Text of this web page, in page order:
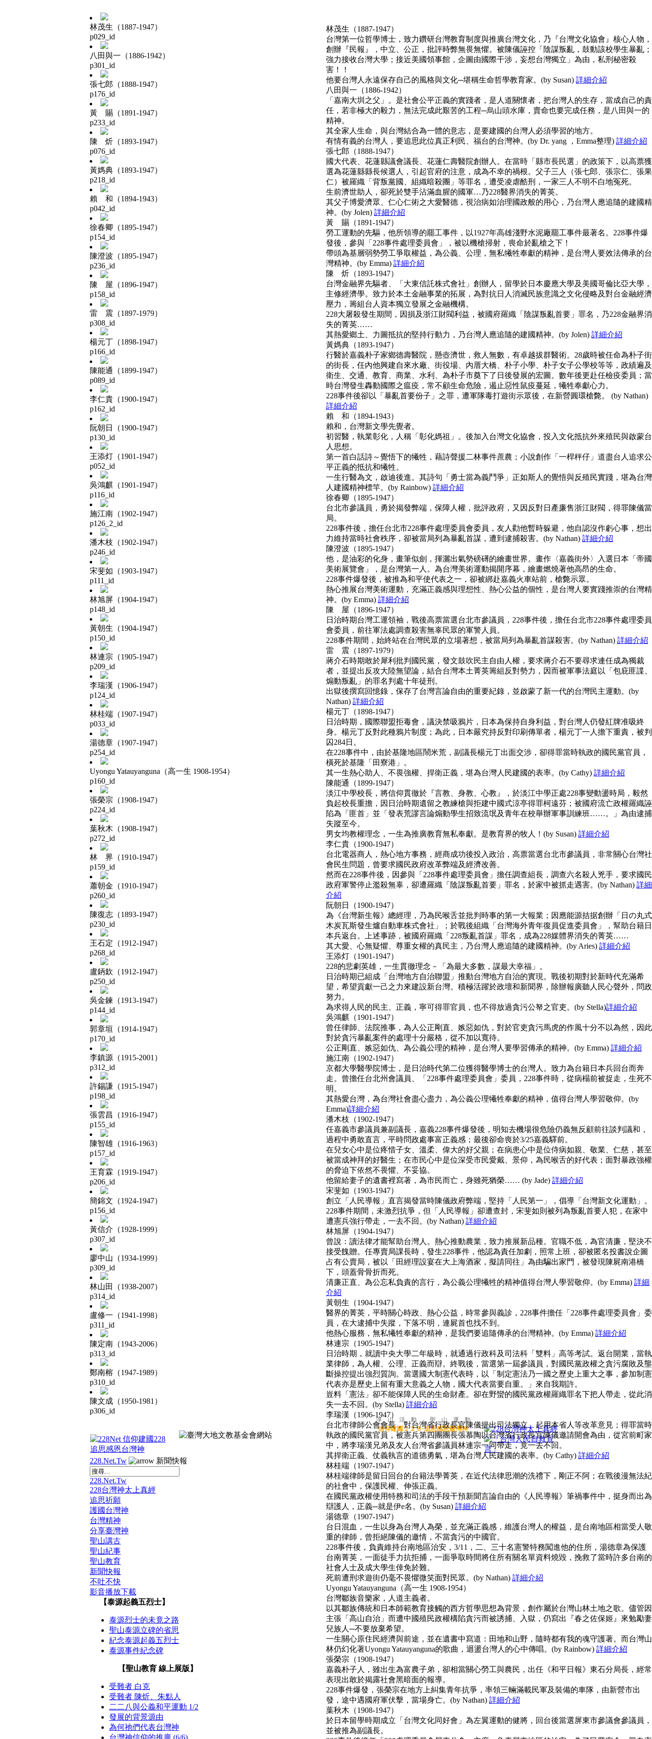
林茂生（1887-1947）
台灣第一位哲學博士，致力鑽研台灣教育制度與推廣台灣文化，乃『台灣文化協會』核心人物，
創辦『民報』，中立、公正，批評時弊無畏無懼。被陳儀誣控「陰謀叛亂，鼓動該校學生暴亂；
強力接收台灣大學；接近美國領事館，企圖由國際干涉，妄想台灣獨立」為由，私刑秘密殺
害！！
他要台灣人永遠保存自己的風格與文化─堪稱生命哲學教育家。(by Susan) 詳細介紹
八田與一（1886-1942）
「嘉南大圳之父」。是社會公平正義的實踐者，是人道關懷者，把台灣人的生存，當成自己的責
任，若非極大的毅力，無法完成此艱苦的工程─烏山頭水庫，賣命也要完成任務，是八田與一的
精神。
其全家人生命，與台灣結合為一體的意志，是要建國的台灣人必須學習的地方。
有情有義的台灣人，要追思此位真正利民、福台的台灣神。(by Dr. yang ，Emma整理) 詳細介紹
張七郎（1888-1947）
國大代表、花蓮縣議會議長、花蓮仁壽醫院創辦人。在當時「縣市長民選」的政策下，以高票獲
選為花蓮縣縣長候選人，引起官府的注意，成為不幸的禍根。父子三人（張七郎、張宗仁、張果
仁）被羅織「背叛黨國、組織暗殺團」等罪名，遭受凌虐酷刑，一家三人不明不白地冤死。
生前濟世助人，卻死於雙手沾滿血腥的國軍…乃228醫界消失的菁英。
其父子博愛濟眾、仁心仁術之大愛醫德，視治病如治理國政般的用心，乃台灣人應追隨的建國精
神。(by Jolen) 詳細介紹
黃 賜（1891-1947）
勞工運動的先驅，他所領導的罷工事件，以1927年高雄淺野水泥廠罷工事件最著名。228事件爆
發後，參與「228事件處理委員會」，被以機槍掃射，喪命於亂槍之下！
帶頭為基層弱勢勞工爭取權益，為公義、公理，無私犧牲奉獻的精神，是台灣人要效法傳承的台
灣精神。(by Emma) 詳細介紹
陳 炘（1893-1947）
台灣金融界先驅者、「大東信託株式會社」創辦人，留學於日本慶應大學及美國哥倫比亞大學，
主修經濟學。致力於本土金融事業的拓展，為對抗日人消滅民族意識之文化侵略及對台金融經濟
壓力，籌組台人資本獨立發展之金融機構。
228大屠殺發生期間，因損及浙江財閥利益，被國府羅織「陰謀叛亂首要」罪名，乃228金融界消
失的菁英……
其熱愛鄉土、力圖抵抗的堅持行動力，乃台灣人應追隨的建國精神。(by Jolen) 詳細介紹
黃媽典（1893-1947）
行醫於嘉義朴子家鄉德壽醫院，懸壺濟世，救人無數，有卓越拔群醫術。28歲時被任命為朴子街
的街長，任內他興建自來水廠、街役場、內厝大橋、朴子小學、朴子女子公學校等等，政績遍及
衛生、交通、教育、商業、水利、為朴子市奠下了日後發展的宏圖。數年後更赴任檢疫委員；當
時台灣發生轟動國際之瘟疫，常不顧生命危險，遏止惡性鼠疫蔓延，犧牲奉獻心力。
228事件後卻以「暴亂首要份子」之罪，遭軍隊毒打遊街示眾後，在新營圓環槍斃。 (by Nathan)
詳細介紹
賴 和（1894-1943）
賴和，台灣新文學先覺者。
初習醫，執業彰化，人稱「彰化媽祖」。後加入台灣文化協會，投入文化抵抗外來殖民與啟蒙台
人思想。
第一首白話詩～覺悟下的犧牲，藉詩聲援二林事件蔗農；小說創作「一桿秤仔」道盡台人追求公
平正義的抵抗和犧牲。
一生行醫為文，啟迪後進。其詩句「勇士當為義鬥爭」正如斯人的覺悟與反殖民實踐，堪為台灣
人建國精神標竿。(by Rainbow) 詳細介紹
徐春卿（1895-1947）
台北市參議員，勇於揭發弊端，保障人權，批評政府，又因反對日產廉售浙江財閥，得罪陳儀當
局。
228事件後，擔任台北市228事件處理委員會委員，友人勸他暫時躲避，他自認沒作虧心事，想出
力維持當時社會秩序，卻被當局列為暴亂首謀，遭到逮捕殺害。(by Nathan) 詳細介紹
陳澄波（1895-1947）
他，是油彩的化身，畫筆似劍，揮灑出氣勢磅礡的繪畫世界。畫作〈嘉義街外〉入選日本「帝國
美術展覽會」，是台灣第一人。為台灣美術運動揭開序幕，繪畫燃燒著他高昂的生命。
228事件爆發後，被推為和平使代表之一，卻被綁赴嘉義火車站前，槍斃示眾。
熱心推展台灣美術運動，充滿正義感與理想性、熱心公益的個性，是台灣人要實踐推崇的台灣精
神。(by Emma) 詳細介紹
陳 屋（1896-1947）
日治時期台灣工運領袖，戰後高票當選台北市參議員，228事件後，擔任台北市228事件處理委員
會委員，前往軍法處調查殺害無辜民眾的軍警人員。
228事件期間，始終站在台灣民眾的立場著想，被當局列為暴亂首謀殺害。(by Nathan) 詳細介紹
雷 震（1897-1979）
蔣介石時期敢於犀利批判國民黨，發文鼓吹民主自由人權，要求蔣介石不要尋求連任成為獨裁
者，並提出反攻大陸無望論，結合台灣本土菁英籌組反對勢力，因而被軍事法庭以「包庇匪諜、
煽動叛亂」的罪名判處十年徒刑。
出獄後撰寫回憶錄，保存了台灣言論自由的重要紀錄，並啟蒙了新一代的台灣民主運動。(by
Nathan) 詳細介紹
楊元丁（1898-1947）
日治時期，國際聯盟拒毒會，議決禁吸鴉片，日本為保持自身利益，對台灣人仍發紅牌准吸終
身。楊元丁反對此種鴉片制度；為此，日本嚴究持反對印刷傳單者，楊元丁一人擔下重責，被判
囚284日。
在228事件中，由於基隆地區鬧米荒，副議長楊元丁出面交涉，卻得罪當時執政的國民黨官員，
橫死於基隆「田寮港」。
其一生熱心助人、不畏強權、捍衛正義，堪為台灣人民建國的表率。(by Cathy) 詳細介紹
陳能通（1899-1947）
淡江中學校長，將信仰貫徹於『言教、身教、心教』，於淡江中學正處228事變動盪時局，毅然
負起校長重擔，因日治時期遺留之教練槍與拒建中國式涼亭得罪柯遠芬；被國府流亡政權羅織誣
陷為「匪首」並「發表荒謬言論煽動學生招致流氓及青年在校舉辦軍事訓練班……。」為由逮捕
失蹤至今。
男女均教權理念，一生為推廣教育無私奉獻。是教育界的牧人！(by Susan) 詳細介紹
李仁貴（1900-1947）
台北電器商人，熱心地方事務，經商成功後投入政治，高票當選台北市參議員，非常關心台灣社
會民生問題，曾要求國民政府改革弊端及經濟改善。
然而在228事件後，因參與「228事件處理委員會」擔任調查組長，調查六名殺人兇手，要求國民
政府軍警停止濫殺無辜，卻遭羅織「陰謀叛亂首要」罪名，於家中被抓走遇害。(by Nathan) 詳細
介紹
阮朝日（1900-1947）
為《台灣新生報》總經理，乃為民喉舌並批判時事的第一大報業；因應能源拮据創辦「日の丸式
木炭瓦斯發生爐自動車株式會社」；於戰後組織「台灣海外青年復員促進委員會」，幫助台籍日
本兵返台。上述事跡，被國府羅織「228叛亂首謀」罪名，成為228媒體界消失的菁英……
其大愛、心無疑懼、尊重女權的真民主，乃台灣人應追隨的建國精神。(by Aries) 詳細介紹
王添灯（1901-1947）
228的悲劇英雄，一生貫徹理念－「為最大多數，謀最大幸福」。
日治時期已組成「台灣地方自治聯盟」推動台灣地方自治的實現。戰後初期對於新時代充滿希
望，希望貢獻一己之力來建設新台灣。積極活躍於政壇和新聞界，除辦報廣聽人民心聲外，問政
努力。
為求得人民的民主、正義，寧可得罪官員，也不得放過貪污公帑之官吏。(by Stella)詳細介紹
吳鴻麒（1901-1947）
曾任律師、法院推事，為人公正剛直、嫉惡如仇，對於官吏貪污馬虎的作風十分不以為然，因此
對於貪污暴亂案件的處理十分嚴格，從不加以寬待。
公正剛直、嫉惡如仇、為公義公理的精神，是台灣人要學習傳承的精神。(by Emma) 詳細介紹
施江南（1902-1947）
京都大學醫學院博士，是日治時代第二位獲得醫學博士的台灣人。致力為台籍日本兵回台而奔
走。曾擔任台北州會議員、「228事件處理委員會」委員，228事件時，從病榻前被捉走，生死不
明。
其熱愛台灣，為台灣社會盡心盡力，為公義公理犧牲奉獻的精神，值得台灣人學習敬仰。(by
Emma)詳細介紹
潘木枝（1902-1947）
任嘉義市參議員兼副議長，嘉義228事件爆發後，明知去機場很危險仍義無反顧前往談判議和，
過程中勇敢直言，平時問政處事富正義感；最後卻命喪於3/25嘉義驛前。
在兒女心中是位疼惜子女、溫柔、偉大的好父親；在病患心中是位侍病如親、敬業、仁慈，甚至
被當成神拜的好醫生；在市民心中是位深受市民愛戴、景仰，為民喉舌的好代表；面對暴政強權
的脅迫下依然不畏懼、不妥協。
他留給妻子的遺書裡寫著，為市民而亡，身雖死猶榮…… (by Jade) 詳細介紹
宋斐如（1903-1947）
創立「人民導報」直言揭發當時陳儀政府弊端，堅持「人民第一」，倡導「台灣新文化運動」。
228事件期間，未激烈抗爭，但「人民導報」卻遭查封，宋斐如則被列為叛亂首要人犯，在家中
遭憲兵強行帶走，一去不回。(by Nathan) 詳細介紹
林旭屏（1904-1947）
曾說：讀法律才能幫助台灣人。熱心推動農業，致力推展新品種。官職不低，為官清廉，堅決不
接受餽贈。任專賣局課長時，發生228事件，他認為責任加劇，照常上班，卻被匿名投書說企圖
占有公賣局，被以「田經理設宴在大上海酒家，擬請同往」為由騙出家門，被發現陳屍南港橋
下，頭蓋骨骨折而死。
清廉正直、為公忘私負責的言行，為公義公理犧牲的精神值得台灣人學習敬仰。(by Emma) 詳細
介紹
黃朝生（1904-1947）
醫界的菁英，平時關心時政、熱心公益，時常參與義診，228事件擔任「228事件處理委員會」委
員，在大逮捕中失蹤，下落不明，連屍首也找不到。
他熱心服務，無私犧牲奉獻的精神，是我們要追隨傳承的台灣精神。(by Emma) 詳細介紹
林連宗（1905-1947）
日治時期，就讀中央大學二年級時，就通過行政科及司法科「雙料」高等考試。返台開業，當執
業律師，為人權、公理、正義而辯。終戰後，當選第一屆參議員，對國民黨政權之貪污腐敗及壟
斷操控提出強烈質詢。當選國大制憲代表時，以「制定憲法乃一國之歷史上重大之事，參加制憲
代表亦是歷史上留有重大意義之人物，國大代表當要自重。」來自我期許。
豈料「憲法」卻不能保障人民的生命財產。卻在野蠻的國民黨政權羅織罪名下把人帶走，從此消
失一去不回。(by Stella) 詳細介紹
李瑞漢（1906-1947）
台北市律師公會會長，對台灣省行政長官陳儀提出司法獨立、起用本省人等改革意見；得罪當時
執政的國民黨官員，被憲兵第四團團長張慕陶以台灣省行政長官陳儀邀請開會為由，從宮前町家
中，將李瑞漢兄弟及友人台灣省參議員林連宗一同帶走，竟一去不回。
其捍衛正義、仗義執言的道德勇氣，堪為台灣人民建國的表率。(by Cathy) 詳細介紹
林桂端（1907-1947）
林桂端律師是留日回台的台籍法學菁英，在近代法律思潮的洗禮下，剛正不阿；在戰後漫無法紀
的社會中，保護民權、伸張正義。
在國民黨政權使用特務和司法的手段干預新聞言論自由的《人民導報》筆禍事件中，挺身而出為
辯護人，正義─就是伊e名。(by Susan) 詳細介紹
湯德章（1907-1947）
台日混血，一生以身為台灣人為榮，並充滿正義感，維護台灣人的權益，是台南地區相當受人敬
重的律師，曾拒絕陳儀的邀情，不當貪污的中國官。
228事件後，負責維持台南地區治安，3/11，二、三十名憲警特務闖進他的住所，湯德章為保護
台南菁英，一面徒手力抗拒捕，一面爭取時間將住所有關名單資料燒毀，挽救了當時許多台南的
社會人士及成大學生倖免於難。
死前遭刑求遊街仍毫不畏懼微笑面對民眾。(by Nathan) 詳細介紹
Uyongu Yatauyanguna（高一生 1908-1954）
台灣鄒族音樂家，人道主義者。
以其鄒族傳統和日本師範教育接觸的西方哲學思想為背景，創作屬於台灣山林土地之歌。儘管因
主張「高山自治」而遭中國殖民政權構陷貪污而被誘捕、入獄，仍寫出『春之佐保姬』來勉勵妻
兒族人─不要放棄希望。
一生關心原住民經濟與前途，並在遺書中寫道：田地和山野，隨時都有我的魂守護著。而台灣山
林仍幻化著Uyongu Yatauyanguna的歌曲，迴盪台灣人的心中傳唱。(by Rainbow) 詳細介紹
張榮宗（1908-1947）
嘉義朴子人，雖出生為富農子弟，卻相當關心勞工與農民，出任《和平日報》東石分局長，經常
表現出敢於揭露社會黑暗面的報導。
228事件爆發，張榮宗在地方上糾集青年抗爭，率領三輛滿載民軍及裝備的車隊，由新營市出
發，途中遇國府軍伏擊，當場身亡。(by Nathan) 詳細介紹
葉秋木（1908-1947）
於日本留學時期成立「台灣文化同好會」為左翼運動的健將，回台後當選屏東市參議會參議員，
並被推為副議長。
林茂生（1887-1947）
p029_id
八田與一（1886-1942）
p301_id
張七郎（1888-1947）
p176_id
黃 賜（1891-1947）
p233_id
陳 炘（1893-1947）
p076_id
黃媽典（1893-1947）
p218_id
賴 和（1894-1943）
p042_id
徐春卿（1895-1947）
p154_id
陳澄波（1895-1947）
p236_id
陳 屋（1896-1947）
p158_id
雷 震（1897-1979）
p308_id
楊元丁（1898-1947）
p166_id
陳能通（1899-1947）
p089_id
李仁貴（1900-1947）
p162_id
阮朝日（1900-1947）
p130_id
王添灯（1901-1947）
p052_id
吳鴻麒（1901-1947）
p116_id
施江南（1902-1947）
p126_2_id
潘木枝（1902-1947）
p246_id
宋斐如（1903-1947）
p111_id
林旭屏（1904-1947）
p148_id
黃朝生（1904-1947）
p150_id
林連宗（1905-1947）
p209_id
李瑞漢（1906-1947）
p124_id
林桂端（1907-1947）
p033_id
湯德章（1907-1947）
p254_id
Uyongu Yatauyanguna（高一生 1908-1954）
p160_id
張榮宗（1908-1947）
p224_id
葉秋木（1908-1947）
p272_id
林 界（1910-1947）
p159_id
蕭朝金（1910-1947）
p260_id
陳復志（1893-1947）
p230_id
王石定（1912-1947）
p268_id
盧鈵欽（1912-1947）
p250_id
吳金鍊（1913-1947）
p144_id
郭章垣（1914-1947）
p170_id
李鎮源（1915-2001）
p312_id
許錫謙（1915-1947）
p198_id
張雲昌（1916-1947）
p155_id
陳智雄（1916-1963）
p157_id
王育霖（1919-1947）
p206_id
簡錦文（1924-1947）
p156_id
黃信介（1928-1999）
p307_id
廖中山（1934-1999）
p309_id
林山田（1938-2007）
p314_id
盧修一（1941-1998）
p311_id
陳定南（1943-2006）
p313_id
鄭南榕（1947-1989）
p310_id
陳文成（1950-1981）
p306_id
淨 山 活 動 ‧ 聖 山 運 動
信仰建國２２８‧追思感恩臺灣神
228.Net.Tw 新聞快報
228.Net.Tw
228台灣神太上真經
追思祈願
護國台灣神
台灣精神
分享臺灣神
聖山講古
聖山紀事
聖山教育
新聞快報
不吐不快
影音播放下載
【泰源起義五烈士】
泰源烈士的未竟之路
聖山泰源立碑的省思
紀念泰源起義五烈士
泰源事件紀念碑
【聖山教育 線上展版】
受難者 白克
受難者 陳炘、朱點人
二二八與公義和平運動 1/2
發展的背景源由
為何祂們代表台灣神
台灣神信仰的推廣 (6/6)